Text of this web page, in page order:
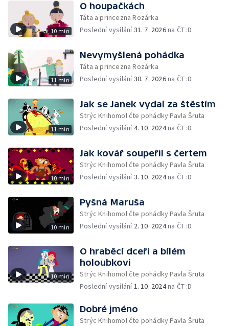
10 min
O houpačkách
Táta a princezna Rozárka
Poslední vysílání31. 7. 2026na ČT :D
11 min
Nevymyšlená pohádka
Táta a princezna Rozárka
Poslední vysílání30. 7. 2026na ČT :D
11 min
Jak se Janek vydal za štěstím
Strýc Knihomol čte pohádky Pavla Šruta
Poslední vysílání4. 10. 2024na ČT :D
10 min
Jak kovář soupeřil s čertem
Strýc Knihomol čte pohádky Pavla Šruta
Poslední vysílání3. 10. 2024na ČT :D
10 min
Pyšná Maruša
Strýc Knihomol čte pohádky Pavla Šruta
Poslední vysílání 2. 10. 2024na ČT :D
10 min
O hraběcí dceři a bílém
holoubkovi
Strýc Knihomol čte pohádky Pavla Šruta
Poslední vysílání1. 10. 2024na ČT :D
Dobré jméno
Strýc Knihomol čte pohádky Pavla Šruta